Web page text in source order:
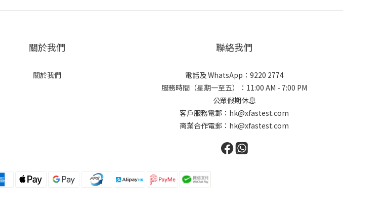
關於我們
關於我們
聯絡我們
電話及 WhatsApp：9220 2774
服務時間（星期一至五）：11:00 AM - 7:00 PM
公眾假期休息
客戶服務電郵：hk@xfastest.com
商業合作電郵：hk@xfastest.com